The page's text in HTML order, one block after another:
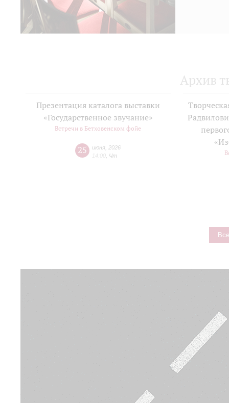
Архив
Презентация каталога выставки
«Государственное звучание»
Встречи в Бетховенском фойе
25 июня 2026
14:00 Чт